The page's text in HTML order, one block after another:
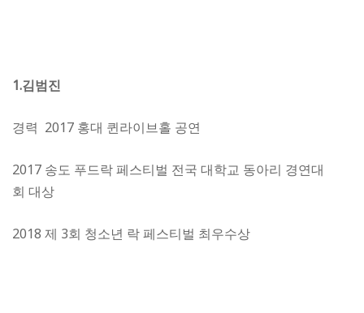
1.김범진
경력 2017 홍대 퀸라이브홀 공연
2017 송도 푸드락 페스티벌 전국 대학교 동아리 경연대
회 대상
2018 제 3회 청소년 락 페스티벌 최우수상